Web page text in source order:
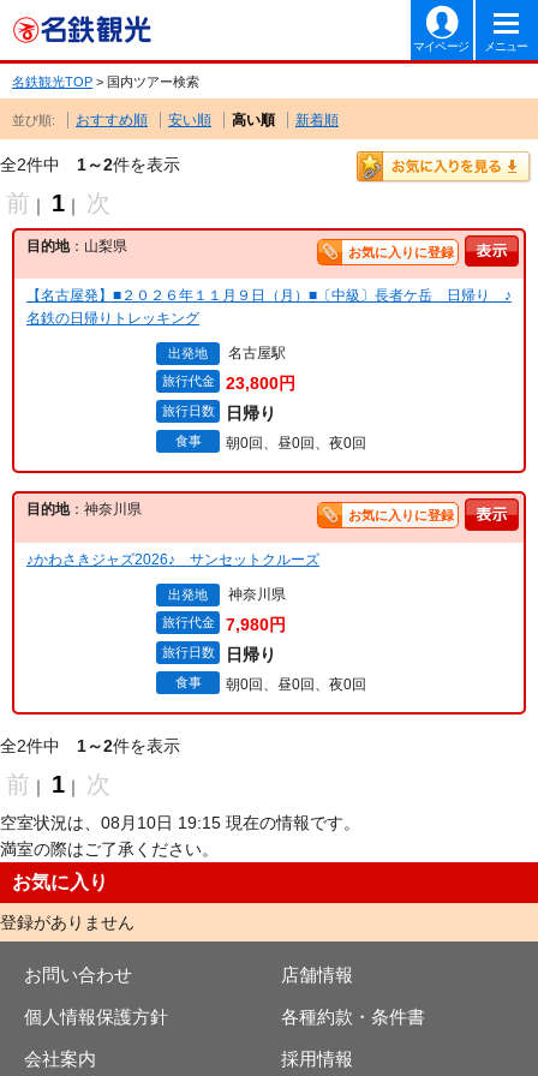
マイページ メニュー
名鉄観光TOP > 国内ツアー検索
並び順: おすすめ順 安い順 高い順 新着順
全2件中 1～2件を表示
前 ｜ 1 ｜ 次
目的地：山梨県 お気に入りに登録
【名古屋発】■２０２６年１１月９日（月）■〔中級〕長者ケ岳 日帰り ♪
名鉄の日帰りトレッキング
出発地 名古屋駅
旅行代金 23,800円
旅行日数 日帰り
食事 朝0回、昼0回、夜0回
目的地：神奈川県 お気に入りに登録
♪かわさきジャズ2026♪ サンセットクルーズ
出発地 神奈川県
旅行代金 7,980円
旅行日数 日帰り
食事 朝0回、昼0回、夜0回
全2件中 1～2件を表示
前 ｜ 1 ｜ 次
空室状況は、08月10日 19:15 現在の情報です。
満室の際はご了承ください。
お気に入り
登録がありません
お問い合わせ 店舗情報
個人情報保護方針 各種約款・条件書
会社案内 採用情報